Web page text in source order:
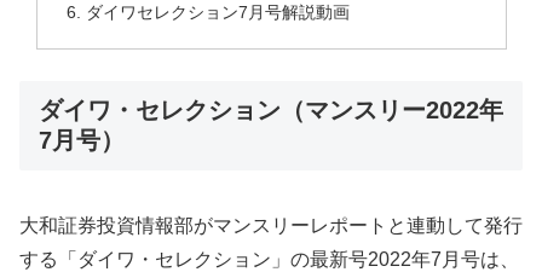
ダイワセレクション7月号解説動画
ダイワ・セレクション（マンスリー2022年
7月号）
大和証券投資情報部がマンスリーレポートと連動して発行
する「ダイワ・セレクション」の最新号2022年7月号は、